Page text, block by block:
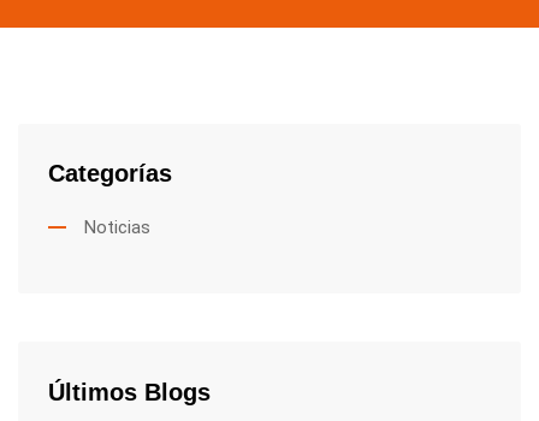
Categorías
Noticias
Últimos Blogs